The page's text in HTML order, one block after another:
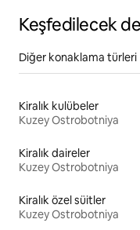
Keşfedilecek
Diğer konaklama türleri
Kiralık kulübeler
Kuzey Ostrobotniya
Kiralık daireler
Kuzey Ostrobotniya
Kiralık özel süitler
Kuzey Ostrobotniya